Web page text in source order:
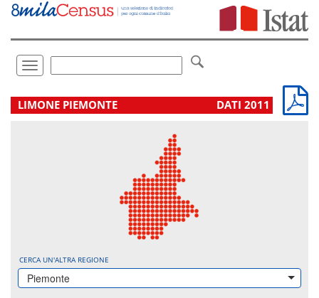
Vai
direttamente
Toggle
navigation
LIMONE PIEMONTE DATI 2011
CERCA UN'ALTRA REGIONE
Piemonte